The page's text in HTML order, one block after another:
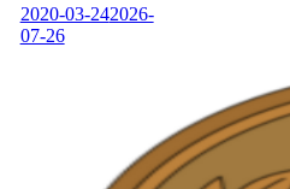
2020-03-242026-
07-26